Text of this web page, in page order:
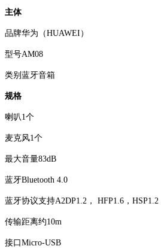
主体
品牌华为（HUAWEI）
型号AM08
类别蓝牙音箱
规格
喇叭1个
麦克风1个
最大音量83dB
蓝牙Bluetooth 4.0
蓝牙协议支持A2DP1.2， HFP1.6，HSP1.2
传输距离约10m
接口Micro-USB